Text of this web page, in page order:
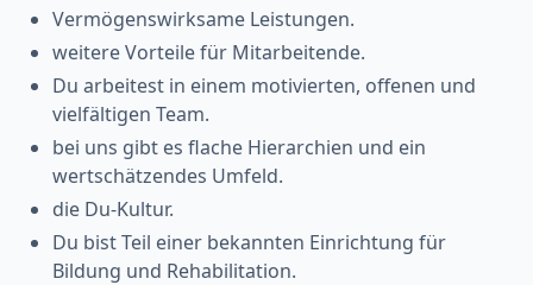
Vermögenswirksame Leistungen.
weitere Vorteile für Mitarbeitende.
Du arbeitest in einem motivierten, offenen und
vielfältigen Team.
bei uns gibt es flache Hierarchien und ein
wertschätzendes Umfeld.
die Du-Kultur.
Du bist Teil einer bekannten Einrichtung für
Bildung und Rehabilitation.